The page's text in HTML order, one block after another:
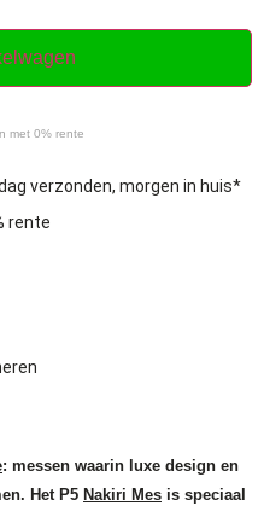
met 0% rente
verzonden, morgen in huis*
rente
: messen waarin luxe design en
Het P5 Nakiri Mes is speciaal